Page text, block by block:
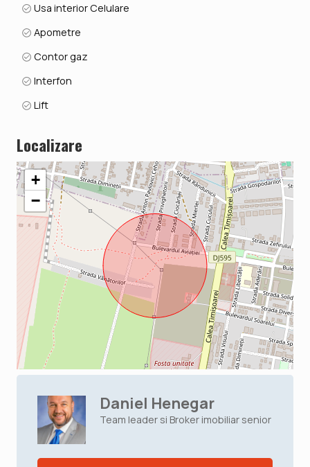
Usa interior Celulare
Apometre
Contor gaz
Interfon
Lift
Localizare
+
−
Daniel Henegar
Team leader si Broker imobiliar senior